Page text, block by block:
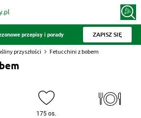
przepisy i porady ZAPISZ SIĘ
przyszłości Fetucchini z bobem
175 os.